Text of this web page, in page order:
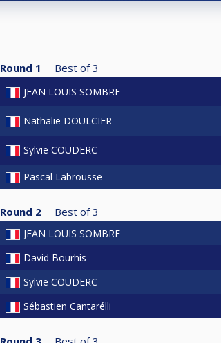
Round 1 Best of 3
JEAN LOUIS SOMBRE
Nathalie DOULCIER
Sylvie COUDERC
Pascal Labrousse
Round 2 Best of 3
JEAN LOUIS SOMBRE
David Bourhis
Sylvie COUDERC
Sébastien Cantarélli